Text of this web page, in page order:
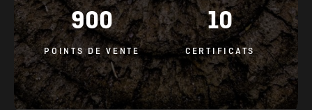
900
POINTS DE VENTE
10
CERTIFICATS